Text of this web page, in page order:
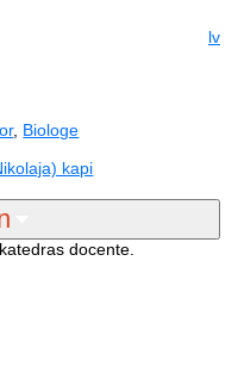
lv
, Biologe
kapi
docente.